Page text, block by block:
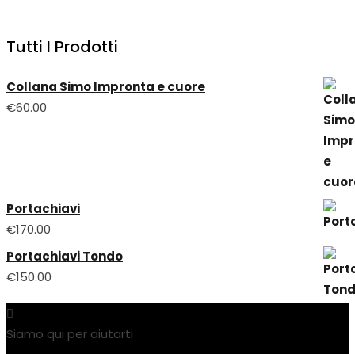
Tutti I Prodotti
Collana Simo Impronta e cuore
€60.00
Portachiavi
€170.00
Portachiavi Tondo
€150.00
Siamo qui per aiutarti